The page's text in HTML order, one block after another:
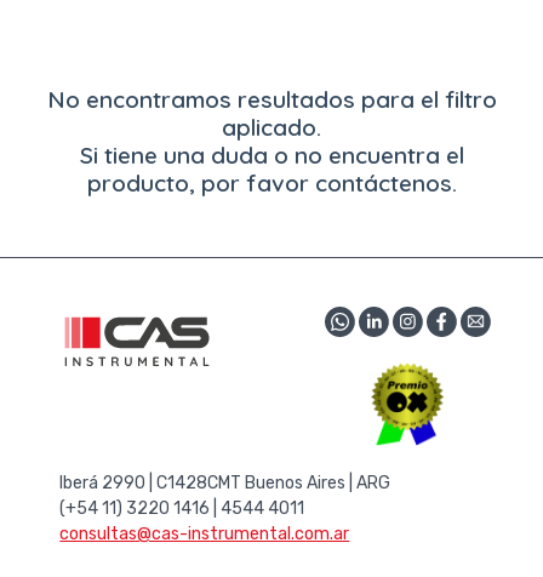
No encontramos resultados para el filtro
aplicado.
Si tiene una duda o no encuentra el
producto, por favor contáctenos.
Iberá 2990 | C1428CMT Buenos Aires | ARG
(+54 11) 3220 1416 | 4544 4011
consultas@cas-instrumental.com.ar